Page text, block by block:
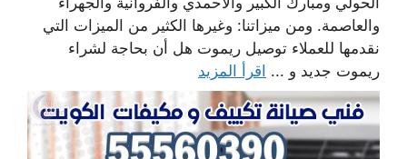
والعاصمة. ومن ميزاتنا: وغيرها الكثير من الميزات التي
نقدمها للعملاء توصيل ريموت هل أن بحاجة لشراء
ريموت جديد و ... اقرأ المزيد